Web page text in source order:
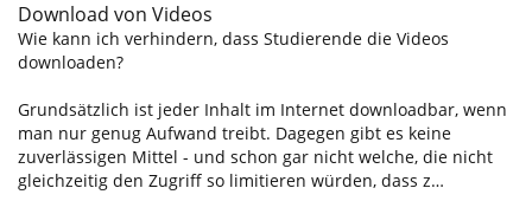
Download von Videos
Wie kann ich verhindern, dass Studierende die Videos
downloaden?
Grundsätzlich ist jeder Inhalt im Internet downloadbar, wenn
man nur genug Aufwand treibt. Dagegen gibt es keine
zuverlässigen Mittel - und schon gar nicht welche, die nicht
gleichzeitig den Zugriff so limitieren würden, dass z…